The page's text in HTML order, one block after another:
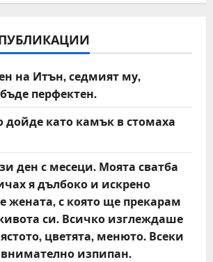
на Итън, седмият му,
перфектен.
като камък в стомаха
ден с месеци. Моята сватба
я дълбоко и искрено
жената, с която ще прекарам
си. Всичко изглеждаше
цветята, менюто. Всеки
изпипан.